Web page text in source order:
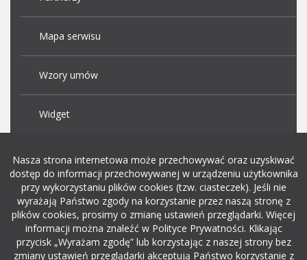
Mapa serwisu
Wzory umów
Widget
Dodaj ogłoszenie o pracę
rekrutacja w it
Nasza strona internetowa może przechowywać oraz uzyskiwać
dostęp do informacji przechowywanej w urządzeniu użytkownika
przy wykorzystaniu plików cookies (tzw. ciasteczek). Jeśli nie
wyrażają Państwo zgody na korzystanie przez naszą stronę z
plików cookies, prosimy o zmianę ustawień przeglądarki. Więcej
informacji można znaleźć w Polityce Prywatności. Klikając
przycisk „Wyrażam zgodę” lub korzystając z naszej strony bez
zmiany ustawień przeglądarki akceptują Państwo korzystanie z